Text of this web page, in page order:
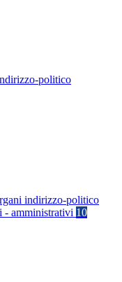
politico
indirizzo-politico
- amministrativi 10